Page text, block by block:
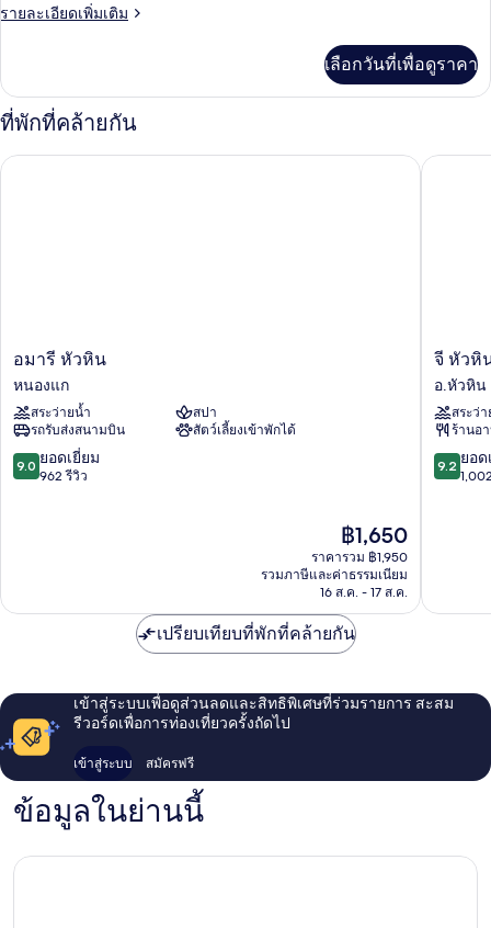
ดิโอ,
สวน
รายละเอียดเพิ่มเติม
ราย
เกี่ยว
กับ
สตู
โอ,
เลือกวันที่เพื่อดูราคา
ที่พักที่คล้ายกัน
อมา
หัวหิน
หนอง
แก
อมารี หัวหิน
หนองแก
สระว่ายน้ำ
สปา
รถรับส่งสนามบิน
สัตว์เลี้ยงเข้าพักได้
9.0
จาก
9.0 ยอดเยี่ยม
962 รีวิว
ราคา
ปัจจุบัน
คือ
฿1,650
฿1,650
ราคารวม ฿1,950
รวมภาษีและค่าธรรมเนียม
16 ส.ค. - 17 ส.ค.
อมารี หัวหิน
จี
หัวหิน
รีสอร์ท
แอนด์
มอลล์
อ.หัวหิน
จี หัวหิ
อ.หัวหิน
สระว่
ร้านอ
9.2
จาก
9.2 ยอด
จี หัวหิน
เปรียบเทียบที่พักที่คล้ายกัน
เข้าสู่ระบบเพื่อดูส่วนลดและสิทธิพิเศษที่ร่วมรายการ สะสม
รีวอร์ดเพื่อการท่องเที่ยวครั้งถัดไป
เข้าสู่ระบบ สมัครฟรี
ข้อมูลในย่านนี้